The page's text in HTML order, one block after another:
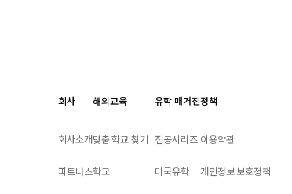
회사
회사소개
파트너스
해외교육
맞춤 학교 찾기
학교
유학 매거진
전공시리즈
미국유학
정책
이용약관
개인정보 보호정책